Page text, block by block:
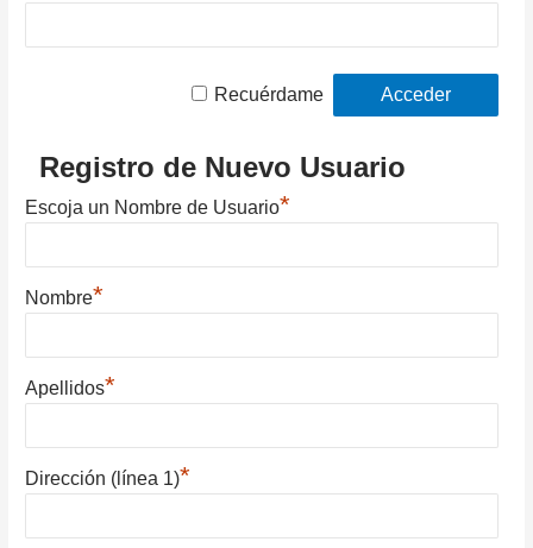
Recuérdame
Registro de Nuevo Usuario
Escoja un Nombre de Usuario*
Nombre*
Apellidos*
Dirección (línea 1)*